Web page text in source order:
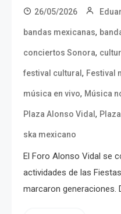
26/05/2026
bandas mexicanas,
conciertos Sonora,
festival cultural , Festival
música en vivo, Música
Plaza Alonso Vidal ,
ska mexicano
El Foro Alonso Vidal se
actividades de las
marcaron generaciones.